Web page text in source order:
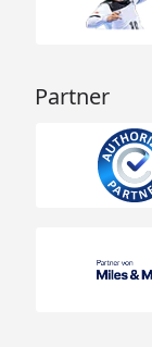
Partner